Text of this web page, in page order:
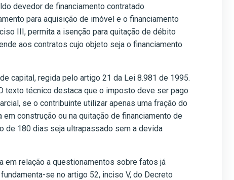
devedor de financiamento contratado
para aquisição de imóvel e o financiamento
III, permita a isenção para quitação de débito
aos contratos cujo objeto seja o financiamento
capital, regida pelo artigo 21 da Lei 8.981 de 1995.
texto técnico destaca que o imposto deve ser pago
se o contribuinte utilizar apenas uma fração do
construção ou na quitação de financiamento de
de 180 dias seja ultrapassado sem a devida
em relação a questionamentos sobre fatos já
se no artigo 52, inciso V, do Decreto